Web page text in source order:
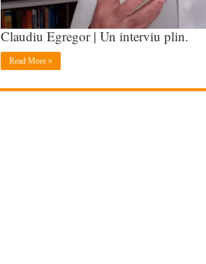
Claudiu Egregor | Un interviu plin.
Read More »